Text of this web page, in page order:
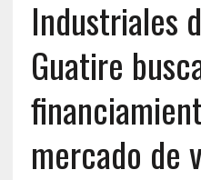
Industriales
Guatire
mercado de